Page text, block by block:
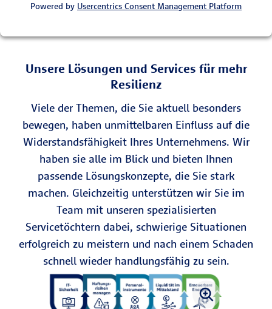
Powered by Usercentrics Consent Management Platform
Unsere Lösungen und Services für mehr
Resilienz
Viele der Themen, die Sie aktuell besonders
bewegen, haben unmittelbaren Einfluss auf die
Widerstandsfähigkeit Ihres Unternehmens. Wir
haben sie alle im Blick und bieten Ihnen
passende Lösungskonzepte, die Sie stark
machen. Gleichzeitig unterstützen wir Sie im
Team mit unseren spezialisierten
Servicetöchtern dabei, schwierige Situationen
erfolgreich zu meistern und nach einem Schaden
schnell wieder handlungsfähig zu sein.